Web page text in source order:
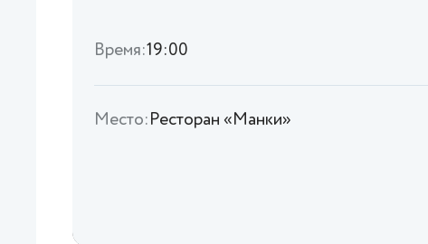
Время:19:00
Место: Ресторан «Манки»